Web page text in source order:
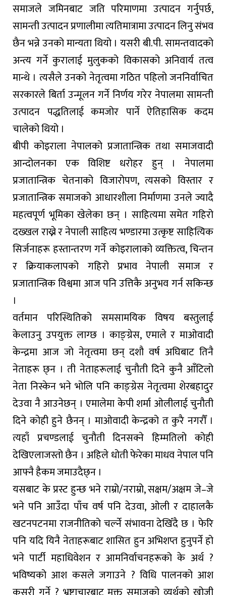
समाजले जमिनबाट जति परिमाणमा उत्पादन गर्नुपर्छ,
सामन्ती उत्पादन प्रणालीमा त्यतिमात्रामा उत्पादन लिनु संभव
छैन भन्ने उनको मान्यता थियो । यसरी बी.पी. सामन्तवादको
अन्त्य गर्ने कुरालाई मुलुकको विकासको अनिवार्य तत्व
मान्थे । त्यसैले उनको नेतृत्वमा गठित पहिलो जननिर्वाचित
सरकारले बिर्ता उन्मूलन गर्ने निर्णय गरेर नेपालमा सामन्ती
उत्पादन पद्धतिलाई कमजोर पार्ने ऐतिहासिक कदम
चालेको थियो ।
बीपी कोइराला नेपालको प्रजातान्त्रिक तथा समाजवादी
आन्दोलनका एक विशिष्ट धरोहर हुन् । नेपालमा
प्रजातान्त्रिक चेतनाको विजारोपण, त्यसको विस्तार र
प्रजातान्त्रिक समाजको आधारशीला निर्माणमा उनले ज्यादै
महत्वपूर्ण भूमिका खेलेका छन् । साहित्यमा समेत गहिरो
दख्खल राख्ने र नेपाली साहित्य भण्डारमा उत्कृष्ट साहित्यिक
सिर्जनाहरू हस्तान्तरण गर्ने कोइरालाको व्यक्तित्व, चिन्तन
र क्रियाकलापको गहिरो प्रभाव नेपाली समाज र
प्रजातान्त्रिक विश्वमा आज पनि उत्तिकै अनुभव गर्न सकिन्छ
।
वर्तमान परिस्थितिको समसामयिक विषय बस्तुलाई
केलाउनु उपयुक्त लाग्छ । काङ्ग्रेस, एमाले र माओवादी
केन्द्रमा आज जो नेतृत्वमा छन् दशौ वर्ष अघिबाट तिनै
नेताहरू छ्न । ती नेताहरूलाई चुनौती दिने कुनै आँटिलो
नेता निस्केन भने भोलि पनि काङ्ग्रेस नेतृत्वमा शेरबहादुर
देउवा नै आउनेछन् । एमालेमा केपी शर्मा ओलीलाई चुनौती
दिने कोही हुने छैनन् । माओवादी केन्द्रको त कुरै नगरौँ ।
त्यहाँ प्रचण्डलाई चुनौती दिनसक्ने हिम्मतिलो कोही
देखिएलाजस्तो छैन । अहिले धोती फेरेका माधव नेपाल पनि
आफ्नै हैकम जमाउदैछ्न ।
यसबाट के प्रस्ट हुन्छ भने राम्रो/नराम्रो, सक्षम/अक्षम जे–जे
भने पनि आउँदा पाँच वर्ष पनि देउवा, ओली र दाहालकै
खटनपटनमा राजनीतिको चर्ल्ने संभावना देखिँदै छ । फेरि
पनि यदि यिनै नेताहरूबाट शासित हुन अभिशप्त हुनुपर्ने हो
भने पार्टी महाधिवेशन र आमनिर्वाचनहरूको के अर्थ ?
भविष्यको आश कसले जगाउने ? विधि पालनको आश